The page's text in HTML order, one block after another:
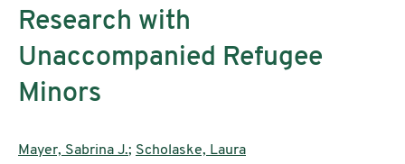
Research with
Unaccompanied Refugee
Minors
AutorInnen:
Mayer, Sabrina J.; Scholaske, Laura